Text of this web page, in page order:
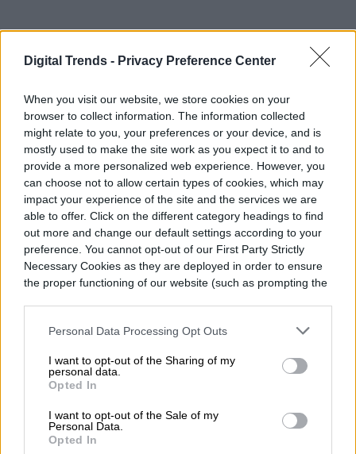
Digital Trends - Privacy Preference Center
When you visit our website, we store cookies on your
browser to collect information. The information collected
might relate to you, your preferences or your device, and is
mostly used to make the site work as you expect it to and to
provide a more personalized web experience. However, you
can choose not to allow certain types of cookies, which may
impact your experience of the site and the services we are
able to offer. Click on the different category headings to find
out more and change our default settings according to your
preference. You cannot opt-out of our First Party Strictly
Necessary Cookies as they are deployed in order to ensure
the proper functioning of our website (such as prompting the
Personal Data Processing Opt Outs
I want to opt-out of the Sharing of my
personal data.
Opted In
I want to opt-out of the Sale of my
Personal Data.
Opted In
Abuelsamid cree que para solucionar el
la cámara o instalar algún tipo de filtro o
difusor. En cualquier caso, el problema no
se solucionará con una actualización de
software, ya que se debe a una falla en el
diseño físico.
General Motors deberá determinar pronto
una solución para el problema, ya que ha
lanzado planes para que Super Cruise esté
disponible para todos los modelos Cadillac
de 2020 y para todas las demás marcas del
fabricante de automóviles en el futuro.